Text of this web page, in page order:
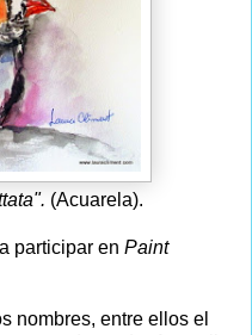
(Acuarela).
participar en Paint
nombres, entre ellos el